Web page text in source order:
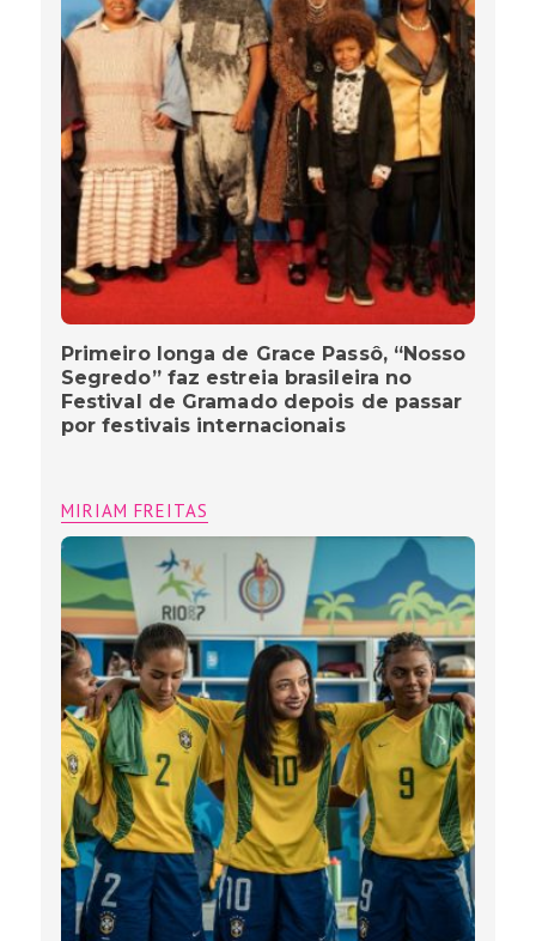
Primeiro longa de Grace Passô, “Nosso
Segredo” faz estreia brasileira no
Festival de Gramado depois de passar
por festivais internacionais
MIRIAM FREITAS